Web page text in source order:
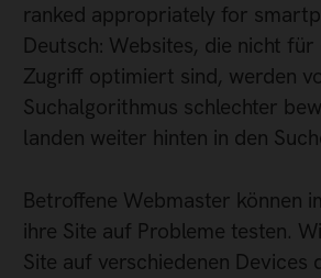
ranked appropriately for
Deutsch: Websites, die nicht für
Zugriff optimiert sind, werden
Suchalgorithmus schlechter
landen weiter hinten in den
Betroffene Webmaster können
ihre Site auf Probleme testen.
Site auf verschiedenen Devices